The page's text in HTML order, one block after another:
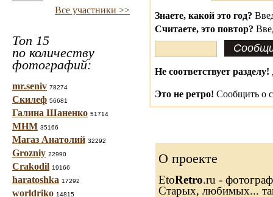
Все участники >>
Топ 15
по количеству
фотографий:
mr.seniv 78274
Скилеф 56681
Галина Шаненко 51714
МНМ 35166
Магаз Анатолий 32292
Grozniy 22990
Crakodil 19166
haratoshka 17292
worldriko 14815
Знаете, какой это год?
Считаете, это повтор?
Не соответствует разделу!
Это не ретро! Сообщить о
О проекте
EtoRetro.ru -
Старых, любимых...